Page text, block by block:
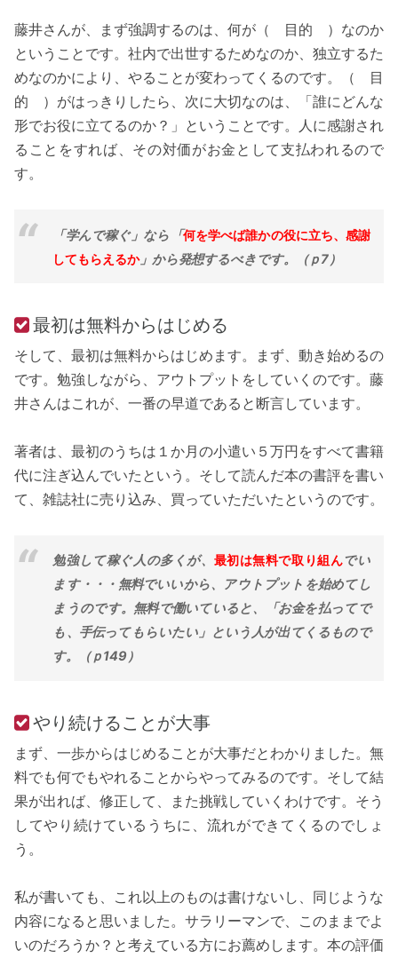
藤井さんが、まず強調するのは、何が（ 目的 ）なのか
ということです。社内で出世するためなのか、独立するた
めなのかにより、やることが変わってくるのです。（ 目
的 ）がはっきりしたら、次に大切なのは、「誰にどんな
形でお役に立てるのか？」ということです。人に感謝され
ることをすれば、その対価がお金として支払われるので
す。
「学んで稼ぐ」なら「何を学べば誰かの役に立ち、感謝
してもらえるか」から発想するべきです。（ｐ7）
最初は無料からはじめる
そして、最初は無料からはじめます。まず、動き始めるの
です。勉強しながら、アウトプットをしていくのです。藤
井さんはこれが、一番の早道であると断言しています。
著者は、最初のうちは１か月の小遣い５万円をすべて書籍
代に注ぎ込んでいたという。そして読んだ本の書評を書い
て、雑誌社に売り込み、買っていただいたというのです。
勉強して稼ぐ人の多くが、 最初は無料で取り組んでい
ます・・・無料でいいから、アウトプットを始めてし
まうのです。無料で働いていると、「お金を払ってで
も、手伝ってもらいたい」という人が出てくるもので
す。（ｐ149）
やり続けることが大事
まず、一歩からはじめることが大事だとわかりました。無
料でも何でもやれることからやってみるのです。そして結
果が出れば、修正して、また挑戦していくわけです。そう
してやり続けているうちに、流れができてくるのでしょ
う。
私が書いても、これ以上のものは書けないし、同じような
内容になると思いました。サラリーマンで、このままでよ
いのだろうか？と考えている方にお薦めします。本の評価